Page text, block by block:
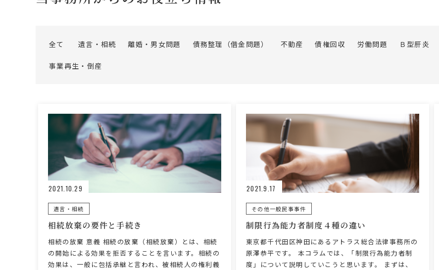
全て 遺言・相続 離婚・男女問題 債務整理（借金問題） 不動産 債権回収 労働問題 Ｂ型肝炎
事業再生・倒産
2021.10.29
遺言・相続
相続放棄の要件と手続き
相続の放棄 意義 相続の放棄（相続放棄）とは、相続
の開始による効果を拒否することを言います。相続の
効果は、一般に包括承継と言われ、被相続人の権利義
2021.9.17
その他一般民事事件
制限行為能力者制度４種の違い
東京都千代田区神田にあるアトラス総合法律事務所の
原澤恭平です。 本コラムでは、「制限行為能力者制
度」について説明していこうと思います。 まずは、